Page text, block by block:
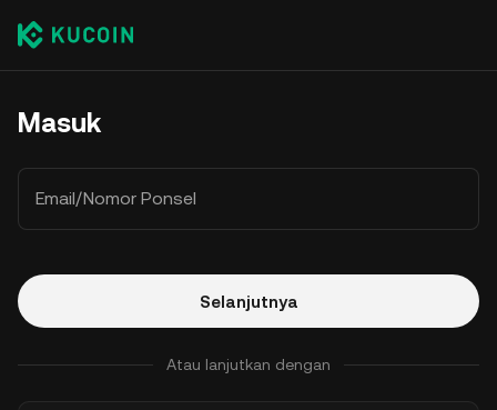
Masuk
Email/Nomor Ponsel
Selanjutnya
Atau lanjutkan dengan